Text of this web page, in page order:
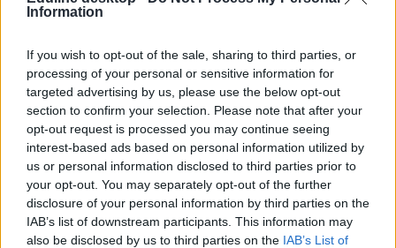
Information
If you wish to opt-out of the sale, sharing to third parties, or
processing of your personal or sensitive information for
targeted advertising by us, please use the below opt-out
section to confirm your selection. Please note that after your
opt-out request is processed you may continue seeing
interest-based ads based on personal information utilized by
us or personal information disclosed to third parties prior to
your opt-out. You may separately opt-out of the further
disclosure of your personal information by third parties on the
IAB’s list of downstream participants. This information may
also be disclosed by us to third parties on the IAB’s List of